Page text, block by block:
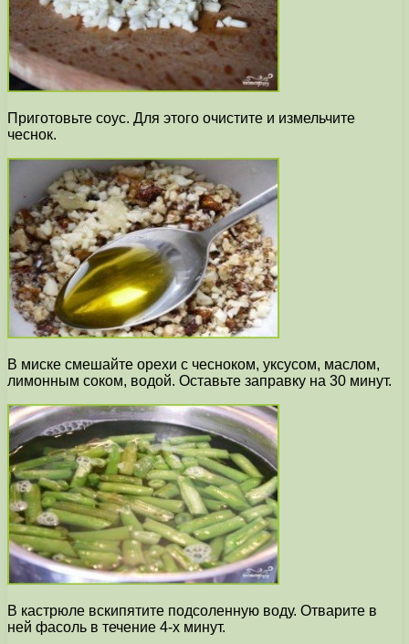
Приготовьте соус. Для этого очистите и измельчите
чеснок.
В миске смешайте орехи с чесноком, уксусом, маслом,
лимонным соком, водой. Оставьте заправку на 30 минут.
В кастрюле вскипятите подсоленную воду. Отварите в
ней фасоль в течение 4-х минут.